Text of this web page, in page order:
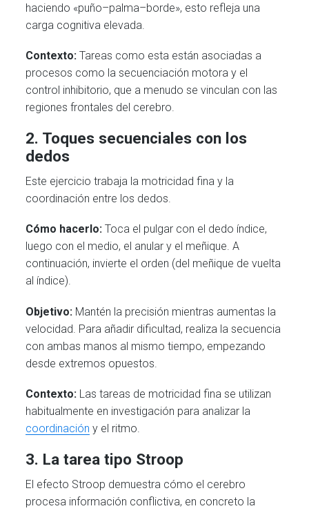
haciendo «puño–palma–borde», esto refleja una
carga cognitiva elevada.
Contexto: Tareas como esta están asociadas a
procesos como la secuenciación motora y el
control inhibitorio, que a menudo se vinculan con las
regiones frontales del cerebro.
2. Toques secuenciales con los
dedos
Este ejercicio trabaja la motricidad fina y la
coordinación entre los dedos.
Cómo hacerlo:Toca el pulgar con el dedo índice,
luego con el medio, el anular y el meñique. A
continuación, invierte el orden (del meñique de vuelta
al índice).
Objetivo: Mantén la precisión mientras aumentas la
velocidad. Para añadir dificultad, realiza la secuencia
con ambas manos al mismo tiempo, empezando
desde extremos opuestos.
Contexto: Las tareas de motricidad fina se utilizan
habitualmente en investigación para analizar la
coordinación y el ritmo.
3. La tarea tipo Stroop
El efecto Stroop demuestra cómo el cerebro
procesa información conflictiva, en concreto la